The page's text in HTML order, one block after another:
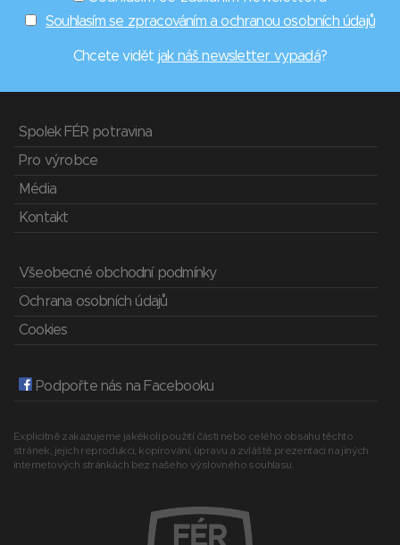
Souhlasím se zpracováním a ochranou osobních údajů
Chcete vidět jak náš newsletter vypadá?
Spolek FÉR potravina
Pro výrobce
Média
Kontakt
Všeobecné obchodní podmínky
Ochrana osobních údajů
Cookies
Podpořte nás na Facebooku
Explicitně zakazujeme jakékoli použití části nebo celého obsahu těchto
stránek, jejich reprodukci, kopírování, úpravu a zvláště prezentaci na jiných
internetových stránkách bez našeho výslovného souhlasu.